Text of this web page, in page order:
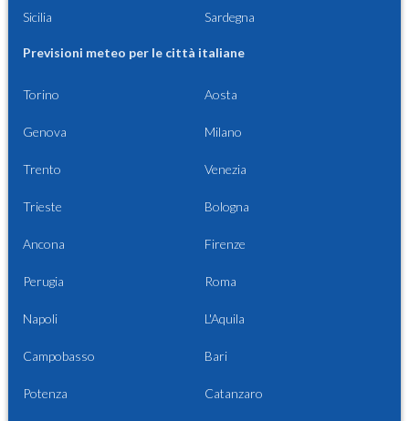
Sicilia Sardegna
Previsioni meteo per le città italiane
Torino Aosta
Genova Milano
Trento Venezia
Trieste Bologna
Ancona Firenze
Perugia Roma
Napoli L'Aquila
Campobasso Bari
Potenza Catanzaro